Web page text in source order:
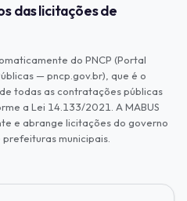
das licitações de
do PNCP (Portal
— pncp.gov.br), que é o
todas as contratações públicas
a Lei 14.133/2021. A MABUS
e abrange licitações do governo
municipais.